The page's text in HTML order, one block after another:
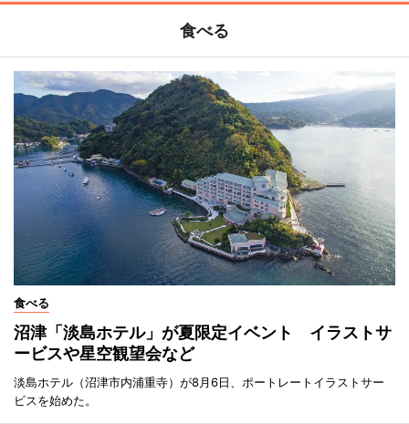
食べる
食べる
沼津「淡島ホテル」が夏限定イベント イラストサ
ービスや星空観望会など
淡島ホテル（沼津市内浦重寺）が8月6日、ポートレートイラストサー
ビスを始めた。